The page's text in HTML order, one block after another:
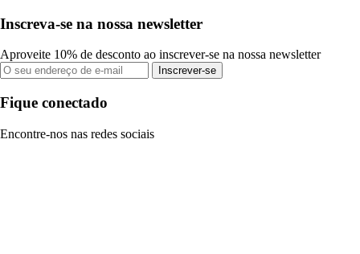
Inscreva-se na nossa newsletter
Aproveite 10% de desconto ao inscrever-se na nossa newsletter
Inscrever-se
Fique conectado
Encontre-nos nas redes sociais